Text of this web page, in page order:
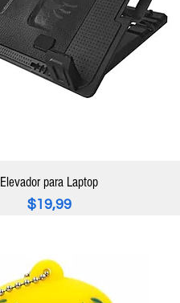
Elevador para Laptop
Precio
$19,99